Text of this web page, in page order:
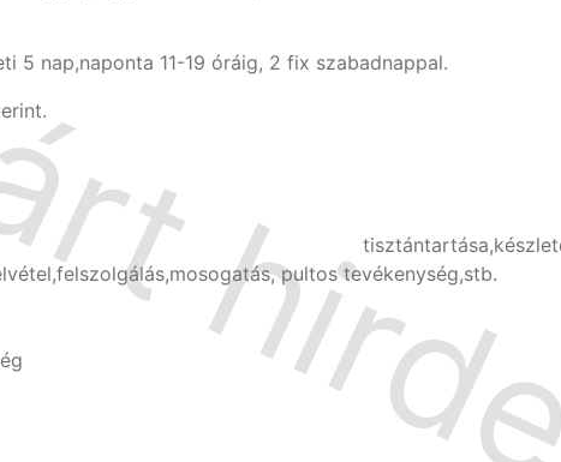
5 nap,naponta 11-19 óráig, 2 fix szabadnappal.
pultos tevékenység,stb.